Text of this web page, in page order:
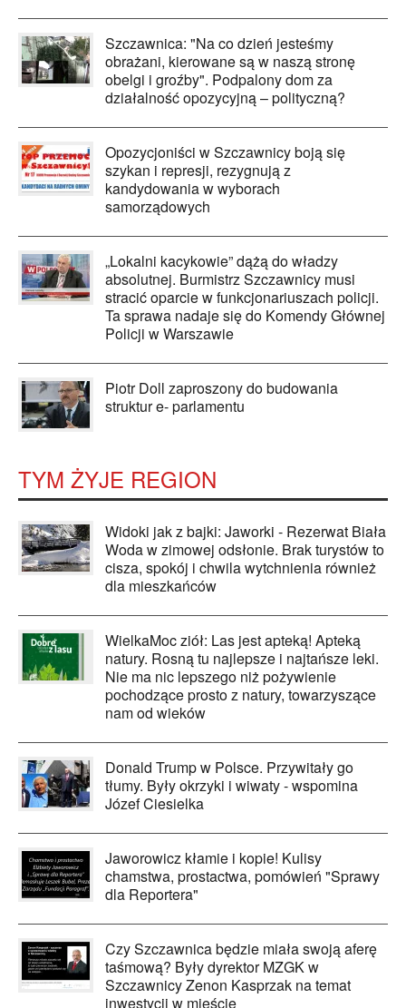
Szczawnica: "Na co dzień jesteśmy
obrażani, kierowane są w naszą stronę
obelgi i groźby". Podpalony dom za
działalność opozycyjną – polityczną?
Opozycjoniści w Szczawnicy boją się
szykan i represji, rezygnują z
kandydowania w wyborach
samorządowych
„Lokalni kacykowie” dążą do władzy
absolutnej. Burmistrz Szczawnicy musi
stracić oparcie w funkcjonariuszach policji.
Ta sprawa nadaje się do Komendy Głównej
Policji w Warszawie
Piotr Doll zaproszony do budowania
struktur e- parlamentu
TYM ŻYJE REGION
Widoki jak z bajki: Jaworki - Rezerwat Biała
Woda w zimowej odsłonie. Brak turystów to
cisza, spokój i chwila wytchnienia również
dla mieszkańców
WielkaMoc ziół: Las jest apteką! Apteką
natury. Rosną tu najlepsze i najtańsze leki.
Nie ma nic lepszego niż pożywienie
pochodzące prosto z natury, towarzyszące
nam od wieków
Donald Trump w Polsce. Przywitały go
tłumy. Były okrzyki i wiwaty - wspomina
Józef Ciesielka
Jaworowicz kłamie i kopie! Kulisy
chamstwa, prostactwa, pomówień "Sprawy
dla Reportera"
Czy Szczawnica będzie miała swoją aferę
taśmową? Były dyrektor MZGK w
Szczawnicy Zenon Kasprzak na temat
inwestycji w mieście